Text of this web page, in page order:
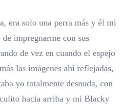
era solo una perra más y él mi
impregnarme con sus
de vez en cuando el espejo
las imágenes ahí reflejadas,
yo totalmente desnuda, con
hacia arriba y mi Blacky